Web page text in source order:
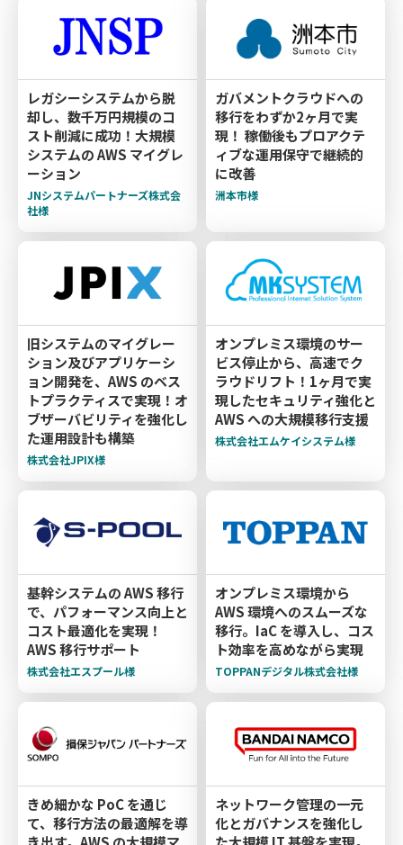
レガシーシステムから脱
却し、数千万円規模のコ
スト削減に成功！大規模
システムの AWS マイグレ
ーション
JNシステムパートナーズ株式会
社様
ガバメントクラウドへの
移行をわずか2ヶ月で実
現！ 稼働後もプロアクテ
ィブな運用保守で継続的
に改善
洲本市様
旧システムのマイグレー
ション及びアプリケーシ
ョン開発を、AWS のベス
トプラクティスで実現！オ
ブザーバビリティを強化し
た運用設計も構築
株式会社JPIX様
オンプレミス環境のサー
ビス停止から、高速でク
ラウドリフト！1ヶ月で実
現したセキュリティ強化と
AWS への大規模移行支援
株式会社エムケイシステム様
基幹システムの AWS 移行
で、パフォーマンス向上と
コスト最適化を実現！
AWS 移行サポート
株式会社エスプール様
オンプレミス環境から
AWS 環境へのスムーズな
移行。IaC を導入し、コス
ト効率を高めながら実現
TOPPANデジタル株式会社様
きめ細かな PoC を通じ
て、移行方法の最適解を導
ネットワーク管理の一元
化とガバナンスを強化し